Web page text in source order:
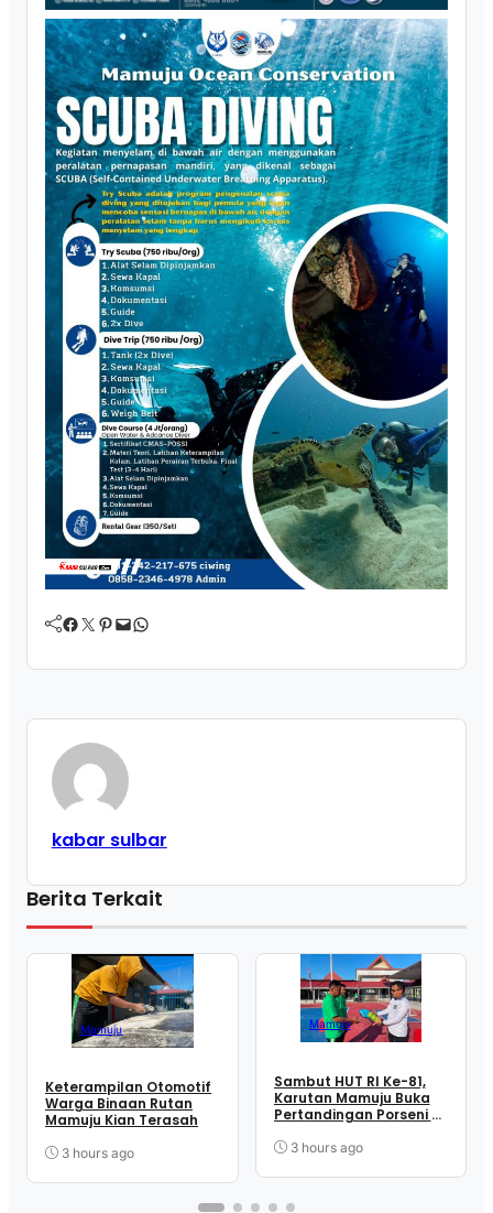
Facebook Twitter Pinterest Mail WhatsApp
kabar sulbar
Berita Terkait
Mamuju
Keterampilan Otomotif
Warga Binaan Rutan
Mamuju Kian Terasah
3 hours ago
Mamuju
Sambut HUT RI Ke-81,
Karutan Mamuju Buka
Pertandingan Porseni &
Kepada Warga Binaan
3 hours ago